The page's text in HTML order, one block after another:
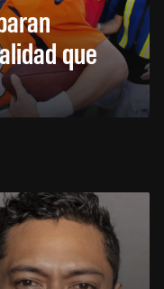
que